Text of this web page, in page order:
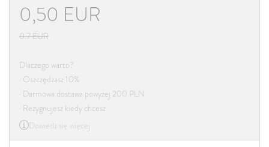
0,50 EUR
0.7EUR
Dlaczego warto?
· Oszczędzasz 10%
· Darmowa dostawa powyżej 200 PLN
· Rezygnujesz kiedy chcesz
Dowiedz się więcej